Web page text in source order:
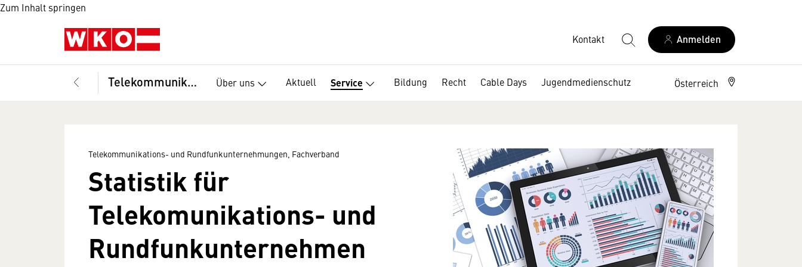
Zum Inhalt springen
Kontakt Anmelden
Telekommunikations- und Rundfunkunternehmungen, Fachverband Über uns Aktuell Service Bildung Recht Cable Days Jugendmedienschutz Österreich
Telekommunikations- und Rundfunkunternehmungen, Fachverband
Statistik für
Telekomunikations- und
Rundfunkunternehmen